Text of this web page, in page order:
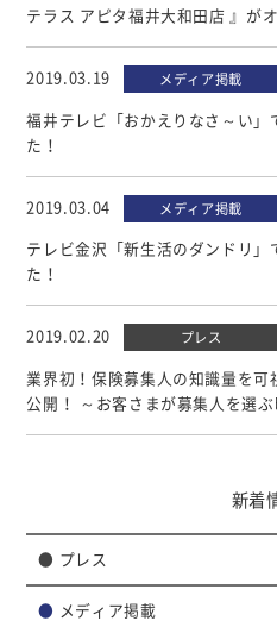
テラス アピタ福井大和田店 』がオ
2019.03.19 メディア掲載
福井テレビ「おかえりなさ～い」
た！
2019.03.04 メディア掲載
テレビ金沢「新生活のダンドリ」
た！
2019.02.20 プレス
業界初！保険募集人の知識量を可
公開！ ～お客さまが募集人を選ぶ
新着
● プレス
● メディア掲載